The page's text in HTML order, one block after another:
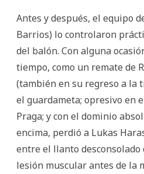
Antes y después, el equipo
Barrios) lo controlaron
del balón. Con alguna
tiempo, como un remate de
(también en su regreso a
el guardameta; opresivo en
Praga; y con el dominio
encima, perdió a Lukas
entre el llanto desconsolado
lesión muscular antes de la